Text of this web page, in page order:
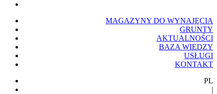
MAGAZYNY DO WYNAJĘCIA
GRUNTY
AKTUALNOŚCI
BAZA WIEDZY
USŁUGI
KONTAKT
PL
|